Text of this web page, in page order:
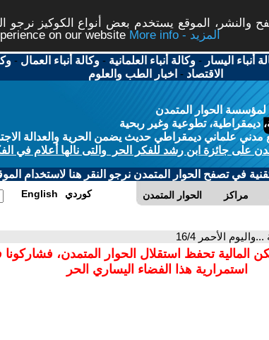
والنشر، الموقع يستخدم بعض أنواع الكوكيز نرجو
on our website
More info - المزيد
أنباء اليسار -وكالة أنباء العلمانية -وكالة أنباء العمال -
الاقتصاد - اخبار الطب والعلوم
لمؤسسة الحوار المتمدن
ديمقراطية، تطوعية وغير ربحية
علماني ديمقراطي حديث يضمن الحرية والعدالة
على جائزة ابن رشد للفكر الحر والتى نالها أعلام في
في تصفح الحوار المتمدن نرجو النقر هنا لاستخدام
الحوار المتمدن مراكز English كوردي
الأحمر 16/4
المالية تحفظ استقلال الحوار المتمدن،
استمرارية هذا الفضاء اليساري الحر